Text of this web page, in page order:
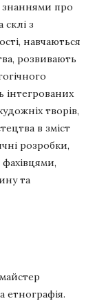
знаннями про
склі з
навчаються
розвивають
інтегрованих
творів,
в зміст
розробки,
та
етнографія.